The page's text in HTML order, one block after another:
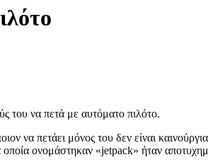
του να πετά με αυτόματο πιλότο.
να πετάει μόνος του δεν είναι
ονομάστηκαν «jetpack» ήταν